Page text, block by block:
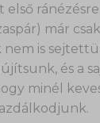
már
is
és a
minél